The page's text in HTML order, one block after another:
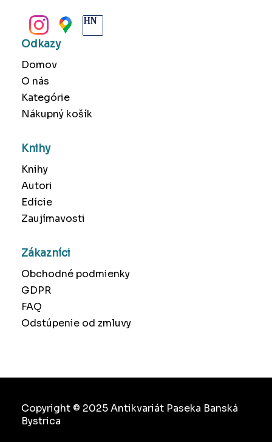
Odkazy
Domov
O nás
Kategórie
Nákupný košík
Knihy
Knihy
Autori
Edície
Zaujímavosti
Zákazníci
Obchodné podmienky
GDPR
FAQ
Odstúpenie od zmluvy
Copyright © 2025 Antikvariát Paseka Banská
Bystrica